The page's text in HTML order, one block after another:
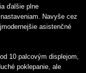
ďalšie plne
Navyše cez
asistenčné
10 palcovým displejom,
poklepanie, ale